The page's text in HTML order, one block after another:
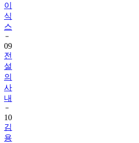
이
식
스
09
전
설
의
사
내
10
김
용